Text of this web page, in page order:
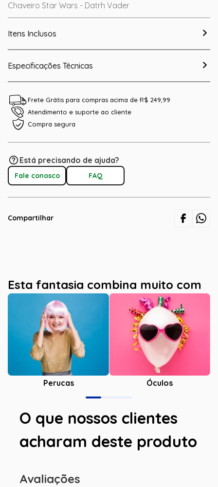
Chaveiro Star Wars - Datrh Vader
Itens Inclusos
Especificações Técnicas
Frete Grátis para compras acima de R$ 249,99
Atendimento e suporte ao cliente
Compra segura
Está precisando de ajuda?
Fale conosco FAQ
Compartilhar
Esta fantasia combina muito com
Perucas Óculos
O que nossos clientes
acharam deste produto
Avaliações